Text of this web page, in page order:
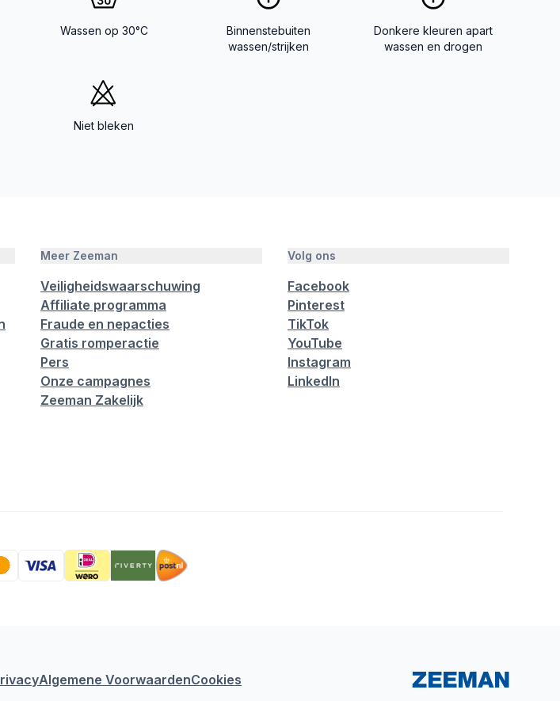
Wassen op 30°C
Binnenstebuiten
wassen/strijken
Donkere kleuren apart
wassen en drogen
Niet bleken
Meer Zeeman
Veiligheidswaarschuwing
Affiliate programma
Fraude en nepacties
Gratis romperactie
Pers
Onze campagnes
Zeeman Zakelijk
Volg ons
Facebook
Pinterest
TikTok
YouTube
Instagram
LinkedIn
Algemene VoorwaardenCookies